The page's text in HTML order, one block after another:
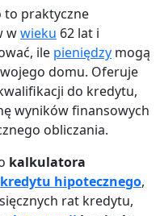
praktyczne
wwieku 62 lat i
ile pieniędzy mogą
domu. Oferuje
do kredytu,
wyników finansowych
obliczania.
kalkulatora
kredytu hipotecznego,
rat kredytu,